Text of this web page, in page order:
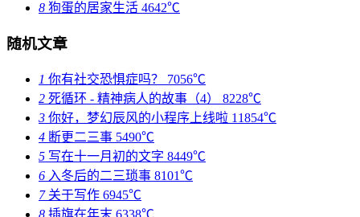
8 狗蛋的居家生活 4642℃
随机文章
1 你有社交恐惧症吗？ 7056℃
2 死循环 - 精神病人的故事（4） 8228℃
3 你好，梦幻辰风的小程序上线啦 11854℃
4 断更二三事 5490℃
5 写在十一月初的文字 8449℃
6 入冬后的二三琐事 8101℃
7关于写作 6945℃
8 插旗在年末 6338℃